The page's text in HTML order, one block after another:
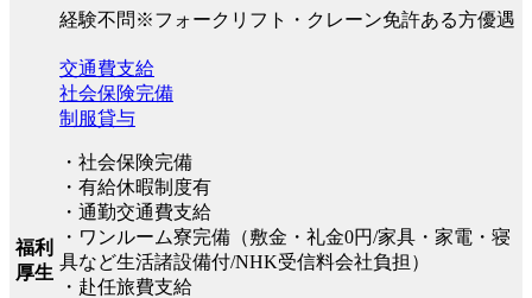
経験不問※フォークリフト・クレーン免許ある方優遇
福利
厚生
交通費支給
社会保険完備
制服貸与
・社会保険完備
・有給休暇制度有
・通勤交通費支給
・ワンルーム寮完備（敷金・礼金0円/家具・家電・寝
具など生活諸設備付/NHK受信料会社負担）
・赴任旅費支給